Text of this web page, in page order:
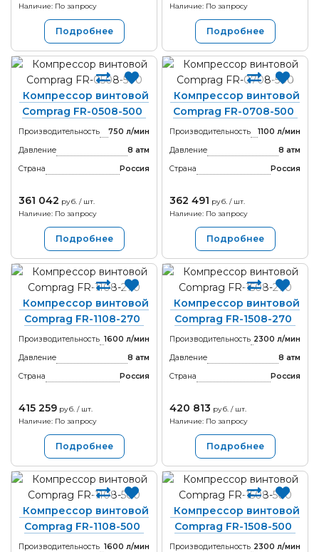
Наличие: По запросу
Подробнее
Наличие: По запросу
Подробнее
Компрессор винтовой
Comprag FR-0508-500
Производительность
750 л/мин
Давление
8 атм
Страна
Россия
361 042 руб. / шт.
Наличие: По запросу
Подробнее
Компрессор винтовой
Comprag FR-0708-500
Производительность
1100 л/мин
Давление
8 атм
Страна
Россия
362 491 руб. / шт.
Наличие: По запросу
Подробнее
Компрессор винтовой
Comprag FR-1108-270
Производительность 1600 л/мин
Давление
8 атм
Страна
Россия
415 259 руб. / шт.
Наличие: По запросу
Подробнее
Компрессор винтовой
Comprag FR-1508-270
Производительность 2300 л/мин
Давление
8 атм
Страна
Россия
420 813 руб. / шт.
Наличие: По запросу
Подробнее
Компрессор винтовой
Comprag FR-1108-500
Производительность 1600 л/мин
Компрессор винтовой
Comprag FR-1508-500
Производительность 2300 л/мин